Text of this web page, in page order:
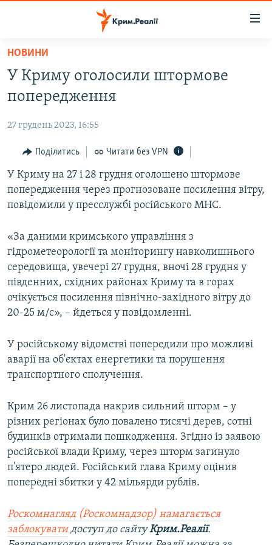
Перейти
основного
матеріалу
до
навігації
Перейти
до
пошуку
ВОДА.КРИМ
ВІДЕО ТА ФОТО
ПОЛІТИКА
БЛОГИ
ПОГЛЯД
ІНТЕРВ'Ю
СПЕЦПРОЕКТИ
ВІДЕОУРОКИ «ELIFBE»
СВІДЧЕННЯ ОКУПАЦІЇ
ІНФОГРАФІКА
ЯК ОБІЙТИ БЛОКУВАННЯ
Русский
Qırımtatar
ДОЛУЧАЙСЯ!
Усі сайти RFE/RL
НОВИНИ
У Криму оголосили штормове
попередження
27 грудень 2023, 16:55
Поділитись Читати без VPN
У Криму на 27 і 28 грудня оголошено штормове
попередження через прогнозоване посилення вітру,
повідомили у пресслужбі російського МНС.
«За даними кримського управління з
гідрометеорології та моніторингу навколишнього
середовища, увечері 27 грудня, вночі 28 грудня у
південних, східних районах Криму та в горах
очікується посилення північно-західного вітру до
20-25 м/с», – йдеться у повідомленні.
У російському відомстві попередили про можливі
аварії на об'єктах енергетики та порушення
транспортного сполучення.
Крим 26 листопада накрив сильний шторм – у
різних регіонах було повалено тисячі дерев, сотні
будинків отримали пошкодження. Згідно із заявою
російської влади Криму, через шторм загинуло
п'ятеро людей. Російський глава Криму оцінив
попередні збитки у 42 мільярди рублів.
Роскомнагляд (Роскомнадзор) намагається
заблокуватидоступ до сайтуКрим.Реалії.